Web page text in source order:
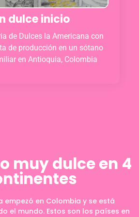
dulce inicio
de Dulces la Americana con
de producción en un sótano
en Antioquia, Colombia
muy dulce en 4
empezó en Colombia y se está
el mundo. Estos son los países en